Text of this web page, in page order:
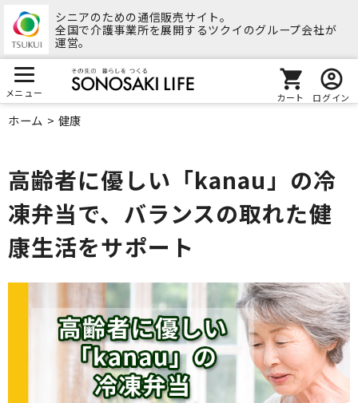
シニアのための通信販売サイト。
全国で介護事業所を展開するツクイのグループ会社が
運営。
メニュー カート ログイン
ホーム > 健康
高齢者に優しい「kanau」の冷
凍弁当で、バランスの取れた健
康生活をサポート